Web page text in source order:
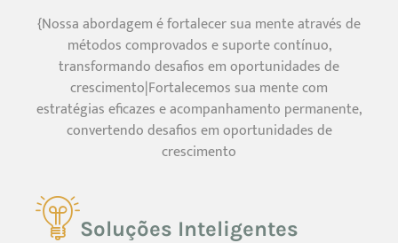
{Nossa abordagem é fortalecer sua mente através de
métodos comprovados e suporte contínuo,
transformando desafios em oportunidades de
crescimento|Fortalecemos sua mente com
estratégias eficazes e acompanhamento permanente,
convertendo desafios em oportunidades de
crescimento
Soluções Inteligentes